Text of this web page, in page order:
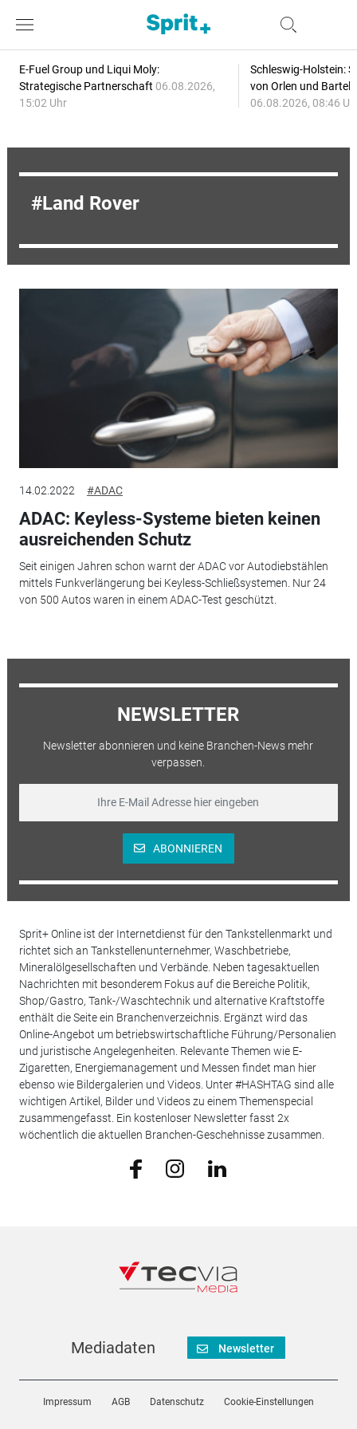
E-Fuel Group und Liqui Moly:
Strategische Partnerschaft 06.08.2026,
15:02 Uhr
Schleswig-Holstein:
von Orlen und
06.08.2026, 08:46
Land Rover
14.02.2022 #ADAC
ADAC: Keyless-Systeme bieten keinen
ausreichenden Schutz
Seit einigen Jahren schon warnt der ADAC vor Autodiebstählen
mittels Funkverlängerung bei Keyless-Schließsystemen. Nur 24
von 500 Autos waren in einem ADAC-Test geschützt.
NEWSLETTER
Newsletter abonnieren und keine Branchen-News mehr
verpassen.
ABONNIEREN
Sprit+ Online ist der Internetdienst für den Tankstellenmarkt und
richtet sich an Tankstellenunternehmer, Waschbetriebe,
Mineralölgesellschaften und Verbände. Neben tagesaktuellen
Nachrichten mit besonderem Fokus auf die Bereiche Politik,
Shop/Gastro, Tank-/Waschtechnik und alternative Kraftstoffe
enthält die Seite ein Branchenverzeichnis. Ergänzt wird das
Online-Angebot um betriebswirtschaftliche Führung/Personalien
und juristische Angelegenheiten. Relevante Themen wie E-
Zigaretten, Energiemanagement und Messen findet man hier
ebenso wie Bildergalerien und Videos. Unter #HASHTAG sind alle
wichtigen Artikel, Bilder und Videos zu einem Themenspecial
zusammengefasst. Ein kostenloser Newsletter fasst 2x
wöchentlich die aktuellen Branchen-Geschehnisse zusammen.
Mediadaten Newsletter
Impressum AGB Datenschutz Cookie-Einstellungen